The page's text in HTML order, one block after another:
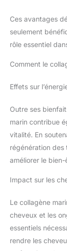
Ces avantages
seulement
rôle essentiel
Comment le
Effets sur
Outre ses
marin contribue
vitalité. En
régénération des
améliorer le
Impact sur les
Le collagène
cheveux et les
essentiels
rendre les